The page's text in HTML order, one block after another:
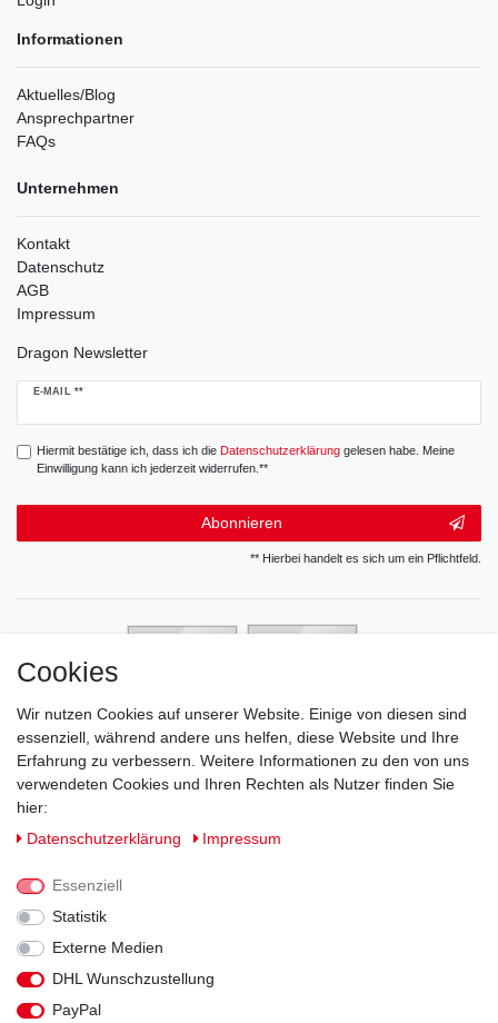
Informationen
Aktuelles/Blog
Ansprechpartner
FAQs
Unternehmen
Kontakt
Datenschutz
AGB
Impressum
Dragon Newsletter
E-MAIL **
Newsletter
Hiermit bestätige ich, dass ich die Daten­schutz­erklärunggelesen habe. Meine
Einwilligung kann ich jederzeit widerrufen.**
Abonnieren
** Hierbei handelt es sich um ein Pflichtfeld.
Cookies
Wir nutzen Cookies auf unserer Website. Einige von diesen sind
essenziell, während andere uns helfen, diese Website und Ihre
Erfahrung zu verbessern. Weitere Informationen zu den von uns
verwendeten Cookies und Ihren Rechten als Nutzer finden Sie
hier:
Daten­schutz­erklärung
Impressum
Essenziell
Statistik
Externe Medien
DHL Wunschzustellung
PayPal